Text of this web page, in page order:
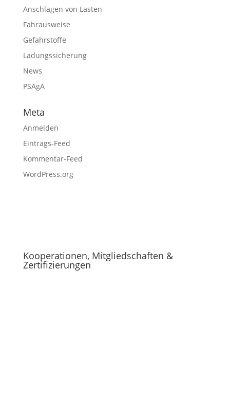
Anschlagen von Lasten
Fahrausweise
Gefahrstoffe
Ladungssicherung
News
PSAgA
Meta
Anmelden
Eintrags-Feed
Kommentar-Feed
WordPress.org
Kooperationen, Mitgliedschaften &
Zertifizierungen